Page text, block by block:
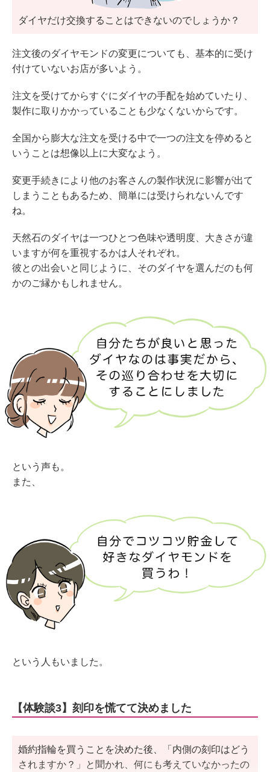
ダイヤだけ交換することはできないのでしょうか？
注文後のダイヤモンドの変更についても、基本的に受け
付けていないお店が多いよう。
注文を受けてからすぐにダイヤの手配を始めていたり、
製作に取りかかっていることも少なくないからです。
全国から膨大な注文を受ける中で一つの注文を停めると
いうことは想像以上に大変なよう。
変更手続きにより他のお客さんの製作状況に影響が出て
しまうこともあるため、簡単には受けられないんです
ね。
天然石のダイヤは一つひとつ色味や透明度、大きさが違
いますが何を重視するかは人それぞれ。
彼との出会いと同じように、そのダイヤを選んだのも何
かのご縁かもしれません。
という声も。
また、
という人もいました。
【体験談3】刻印を慌てて決めました
婚約指輪を買うことを決めた後、「内側の刻印はどう
されますか？」と聞かれ、何にも考えていなかったの